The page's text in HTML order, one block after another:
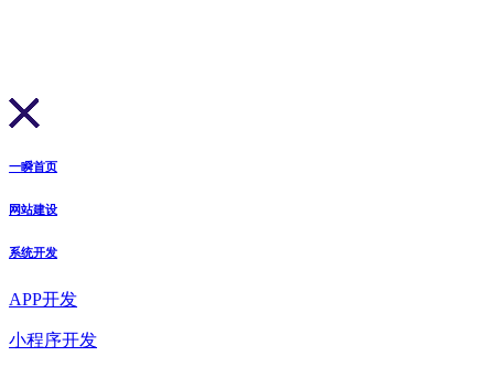
一瞬首页
网站建设
系统开发
APP开发
小程序开发